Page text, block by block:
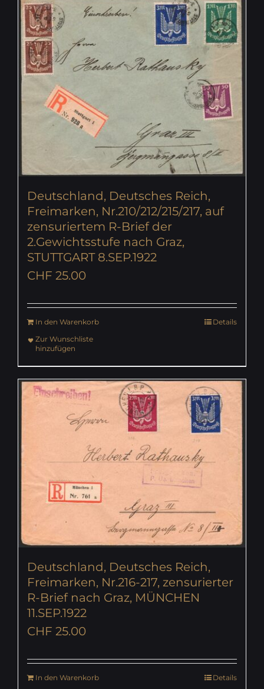
Deutschland, Deutsches Reich,
Freimarken, Nr.210/212/215/217, auf
zensuriertem R-Brief der
2.Gewichtsstufe nach Graz,
STUTTGART 8.SEP.1922
CHF 25.00
In den Warenkorb
Details
Zur Wunschliste
hinzufügen
Deutschland, Deutsches Reich,
Freimarken, Nr.216-217, zensurierter
R-Brief nach Graz, MÜNCHEN
11.SEP.1922
CHF 25.00
In den Warenkorb Details